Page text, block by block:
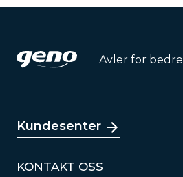
Avler for bedre
Kundesenter
KONTAKT OSS